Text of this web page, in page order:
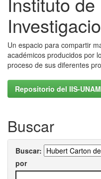
Un espacio para compartir
académicos producidos por
proceso de sus diferentes
Repositorio del IIS-UNAM
Buscar
Buscar:
por